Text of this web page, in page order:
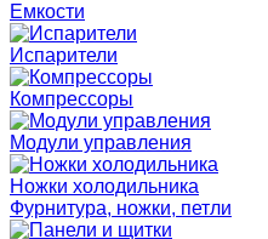
Емкости
Испарители
Компрессоры
Модули управления
Ножки холодильника
Фурнитура, ножки, петли